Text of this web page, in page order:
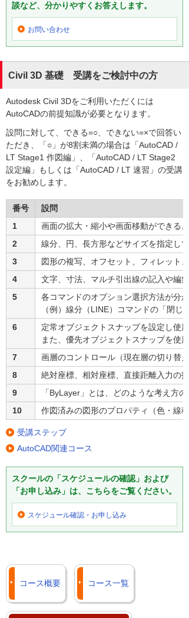
談など、分かりやすくお答えします。
お問い合わせ
Civil 3D 基礎 受講をご検討中の方
Autodesk Civil 3Dをご利用いただくには
AutoCADの前提知識が必要となります。
設問に対して、できる=○、できない=×で回答い
ただき、「○」が8割未満の場合は「AutoCAD /
LT Stage1 作図編」、「AutoCAD / LT Stage2
設定編」もしくは「AutoCAD / LT 速習」の受講
をお勧めします。
番号
設問
1
画面の拡大・縮小や画面移動ができる。
2
線分、円、長方形などサイズを指定して
3
図形の複写、オフセット、フィレット
4
文字、寸法、マルチ引出線の記入や編集
5
各コマンドのオプション選択方法が分か
（例）線分（LINE）コマンドの「閉
6
定常オブジェクトスナップを設定し使用
また、優先オブジェクトスナップを使用
7
画層のコントロール（現在層の切り替
8
絶対座標、相対座標、直接距離入力の指
9
「ByLayer」とは、どのような考え方
10
作図済みの図形のプロパティ（色・線
受講ステップ
AutoCAD関連コース
スクールの「スケジュールの確認」および
「お申し込み」は、こちらをご覧ください。
スケジュール確認・ お申し込み
コース概要 コース一覧